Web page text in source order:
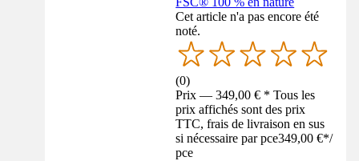
Cet article n'a pas encore été
noté.
(0)
Prix — 349,00 € * Tous les
prix affichés sont des prix
TTC, frais de livraison en sus
si nécessaire par pce349,00 €*/
pce